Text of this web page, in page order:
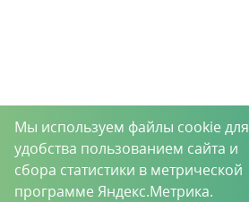
Мы используем файлы cookie для
удобства пользованием сайта и
сбора статистики в метрической
программе Яндекс.Метрика.